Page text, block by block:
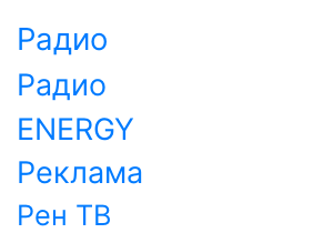
Радио
Радио
ENERGY
Реклама
Рен ТВ